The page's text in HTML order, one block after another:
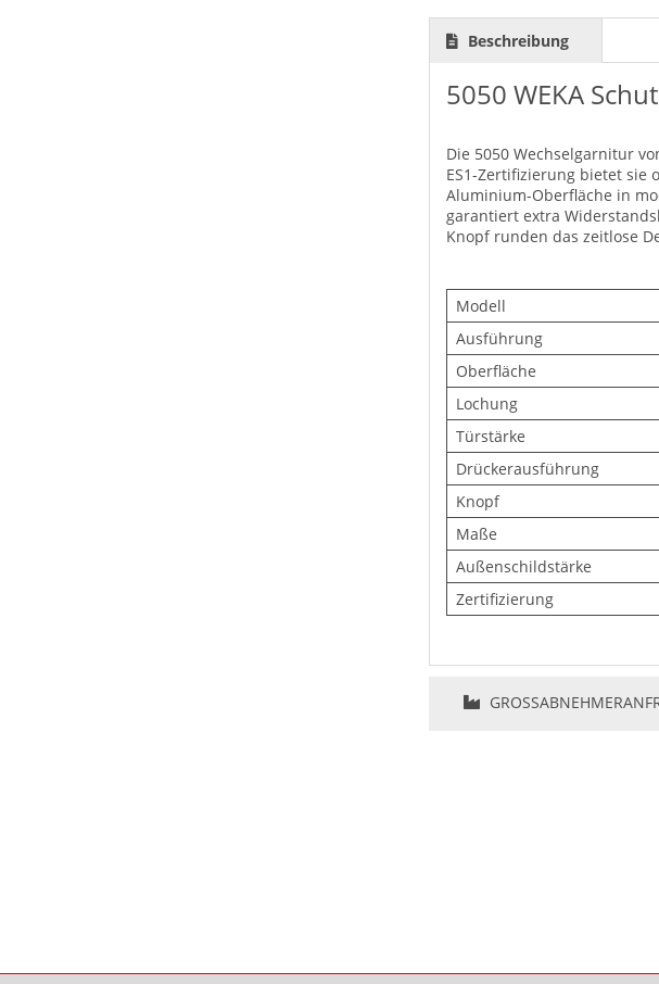
Beschreibung
5050 WEKA
Die 5050 Wechselgarnitur
ES1-Zertifizierung bietet
Aluminium-Oberfläche in
garantiert extra
Knopf runden das zeitlose
Modell
Ausführung
Oberfläche
Lochung
Türstärke
Drückerausführung
Knopf
Maße
Außenschildstärke
Zertifizierung